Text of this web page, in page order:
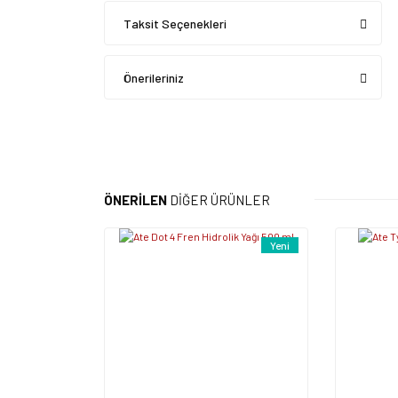
Taksit Seçenekleri
Önerileriniz
ÖNERİLEN DİĞER ÜRÜNLER
Yeni